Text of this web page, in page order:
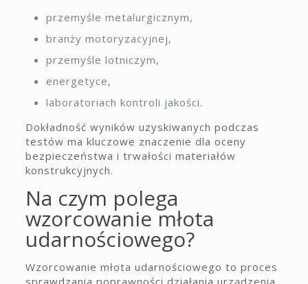
przemyśle metalurgicznym,
branży motoryzacyjnej,
przemyśle lotniczym,
energetyce,
laboratoriach kontroli jakości.
Dokładność wyników uzyskiwanych podczas
testów ma kluczowe znaczenie dla oceny
bezpieczeństwa i trwałości materiałów
konstrukcyjnych.
Na czym polega
wzorcowanie młota
udarnościowego?
Wzorcowanie młota udarnościowego to proces
sprawdzania poprawności działania urządzenia